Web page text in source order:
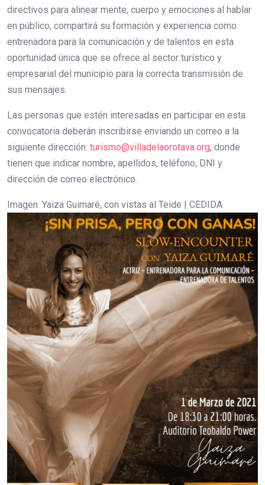
directivos para alinear mente, cuerpo y emociones al hablar
en público, compartirá su formación y experiencia como
entrenadora para la comunicación y de talentos en esta
oportunidad única que se ofrece al sector turístico y
empresarial del municipio para la correcta transmisión de
sus mensajes.
Las personas que estén interesadas en participar en esta
convocatoria deberán inscribirse enviando un correo a la
siguiente dirección: turismo@villadelaorotava.org, donde
tienen que indicar nombre, apellidos, teléfono, DNI y
dirección de correo electrónico.
Imagen: Yaiza Guimaré, con vistas al Teide | CEDIDA